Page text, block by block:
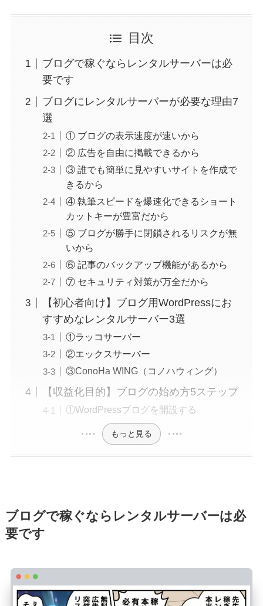
目次
ブログで稼ぐならレンタルサーバーは必
要です
ブログにレンタルサーバーが必要な理由7
選
① ブログの表示速度が速いから
② 広告を自由に掲載できるから
③ 誰でも簡単に見やすいサイトを作成で
きるから
④ 執筆スピードを爆速化できるショート
カットキーが豊富だから
⑤ ブログが勝手に閉鎖されるリスクが無
いから
⑥ 記事のバックアップ機能があるから
⑦ セキュリティ対策が万全だから
【初心者向け】ブログ用WordPressにお
すすめなレンタルサーバー3選
①ラッコサーバー
②エックスサーバー
③ConoHa WING（コノハウィング）
【収益化目的】ブログの始め方5ステップ
①WordPressブログを開設する
もっと見る
ブログで稼ぐならレンタルサーバーは必
要です